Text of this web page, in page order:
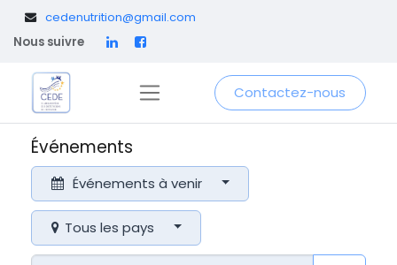
cedenutrition@gmail.com
Nous suivre
Contactez-nous
Événements
Événements à venir
Tous les pays